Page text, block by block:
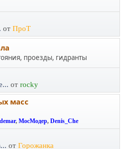
от ПроТ
проезды, гидранты
от rocky
масс
, МосМодер, Denis_Che
от Горожанка